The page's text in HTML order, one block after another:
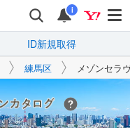
i
ID新規取得
練馬区 メゾンセラ
Yahoo!不動産